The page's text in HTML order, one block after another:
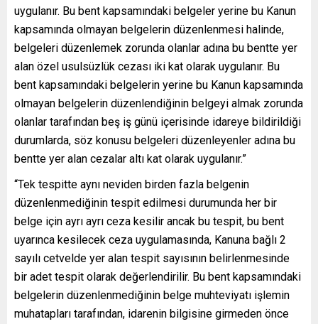
uygulanır. Bu bent kapsamındaki belgeler yerine bu Kanun
kapsamında olmayan belgelerin düzenlenmesi halinde,
belgeleri düzenlemek zorunda olanlar adına bu bentte yer
alan özel usulsüzlük cezası iki kat olarak uygulanır. Bu
bent kapsamındaki belgelerin yerine bu Kanun kapsamında
olmayan belgelerin düzenlendiğinin belgeyi almak zorunda
olanlar tarafından beş iş günü içerisinde idareye bildirildiği
durumlarda, söz konusu belgeleri düzenleyenler adına bu
bentte yer alan cezalar altı kat olarak uygulanır.”
“Tek tespitte aynı neviden birden fazla belgenin
düzenlenmediğinin tespit edilmesi durumunda her bir
belge için ayrı ayrı ceza kesilir ancak bu tespit, bu bent
uyarınca kesilecek ceza uygulamasında, Kanuna bağlı 2
sayılı cetvelde yer alan tespit sayısının belirlenmesinde
bir adet tespit olarak değerlendirilir. Bu bent kapsamındaki
belgelerin düzenlenmediğinin belge muhteviyatı işlemin
muhatapları tarafından, idarenin bilgisine girmeden önce